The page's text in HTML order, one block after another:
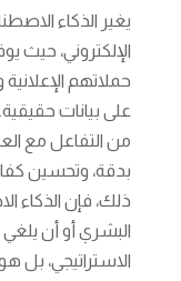
يغير الذكاء
الإلكتروني، حيث
حملاتهم الإعلانية
على بيانات
من التفاعل مع
بدقة، وتحسين
ذلك، فإن الذكاء
البشري أو أن يلغي
الاستراتيجي، بل